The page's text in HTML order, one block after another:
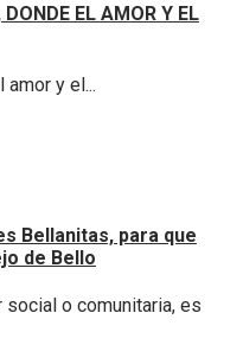
EL AMOR Y EL
y el...
Bellanitas, para que
de Bello
social o comunitaria, es